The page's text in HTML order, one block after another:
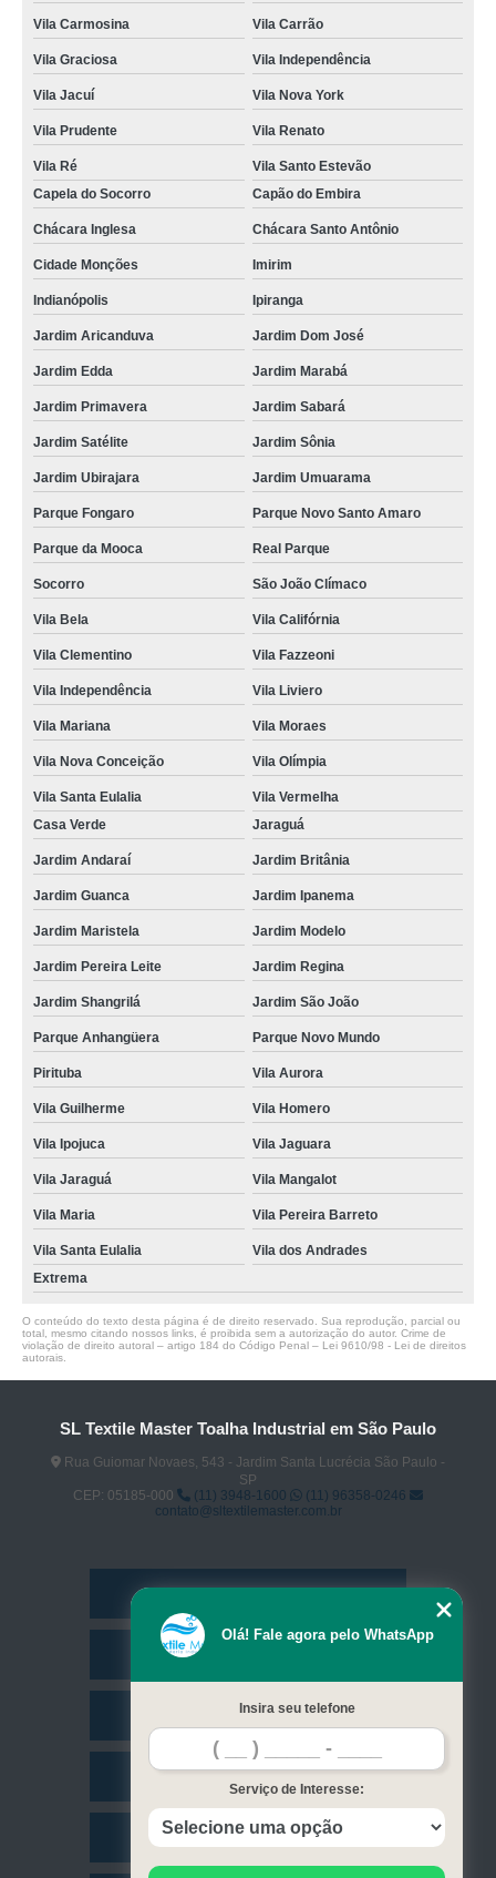
Vila Carmosina Vila Carrão
Vila Graciosa Vila Independência
Vila Jacuí Vila Nova York
Vila Prudente Vila Renato
Vila Ré
Vila Santo Estevão
Capela do Socorro
Capão do Embira
Chácara Inglesa Chácara Santo Antônio
Cidade Monções Imirim
Indianópolis Ipiranga
Jardim Aricanduva Jardim Dom José
Jardim Edda Jardim Marabá
Jardim Primavera Jardim Sabará
Jardim Satélite Jardim Sônia
Jardim Ubirajara Jardim Umuarama
Parque Fongaro Parque Novo Santo Amaro
Parque da Mooca Real Parque
Socorro São João Clímaco
Vila Bela Vila Califórnia
Vila Clementino Vila Fazzeoni
Vila Independência Vila Liviero
Vila Mariana Vila Moraes
Vila Nova Conceição Vila Olímpia
Vila Santa Eulalia
Vila Vermelha
Casa Verde
Jaraguá
Jardim Andaraí Jardim Britânia
Jardim Guanca Jardim Ipanema
Jardim Maristela Jardim Modelo
Jardim Pereira Leite Jardim Regina
Jardim Shangrilá Jardim São João
Parque Anhangüera Parque Novo Mundo
Pirituba Vila Aurora
Vila Guilherme Vila Homero
Vila Ipojuca Vila Jaguara
Vila Jaraguá Vila Mangalot
Vila Maria Vila Pereira Barreto
Vila Santa Eulalia
Vila dos Andrades
Extrema
O conteúdo do texto desta página é de direito reservado. Sua reprodução, parcial ou
total, mesmo citando nossos links, é proibida sem a autorização do autor. Crime de
violação de direito autoral – artigo 184 do Código Penal – Lei 9610/98 - Lei de direitos
autorais
SL Textile Master Toalha Industrial em São Paulo
Rua Guiomar Novaes, 543 - Jardim Santa Lucrécia São Paulo -
SP
CEP: 05185-000
(11) 3948-1600
(11) 96358-0246
contato@sltextilemaster.com.br
Missão
Contato
Olá! Fale agora pelo WhatsApp
Insira seu telefone
Serviço de Interesse: